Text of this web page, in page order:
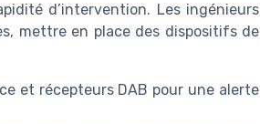
d’intervention. Les ingénieurs
mettre en place des dispositifs de
et récepteurs DAB pour une alerte